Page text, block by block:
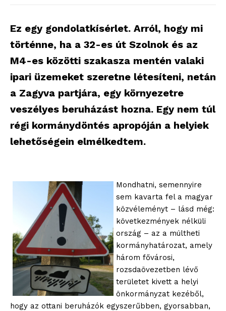
Ez egy gondolatkísérlet. Arról, hogy mi
történne, ha a 32-es út Szolnok és az
M4-es közötti szakasza mentén valaki
ipari üzemeket szeretne létesíteni, netán
a Zagyva partjára, egy környezetre
veszélyes beruházást hozna. Egy nem túl
régi kormánydöntés apropóján a helyiek
lehetőségein elmélkedtem.
Mondhatni, semennyire
sem kavarta fel a magyar
közvéleményt – lásd még:
következmények nélküli
ország – az a múltheti
kormányhatározat, amely
három fővárosi,
rozsdaövezetben lévő
területet kivett a helyi
önkormányzat kezéből,
hogy az ottani beruházók egyszerűbben, gyorsabban,